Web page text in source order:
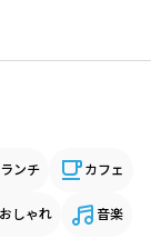
ランチ カフェ
おしゃれ 音楽